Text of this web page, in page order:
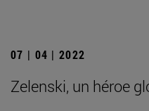
07 | 04 | 2022
Zelenski, un héroe